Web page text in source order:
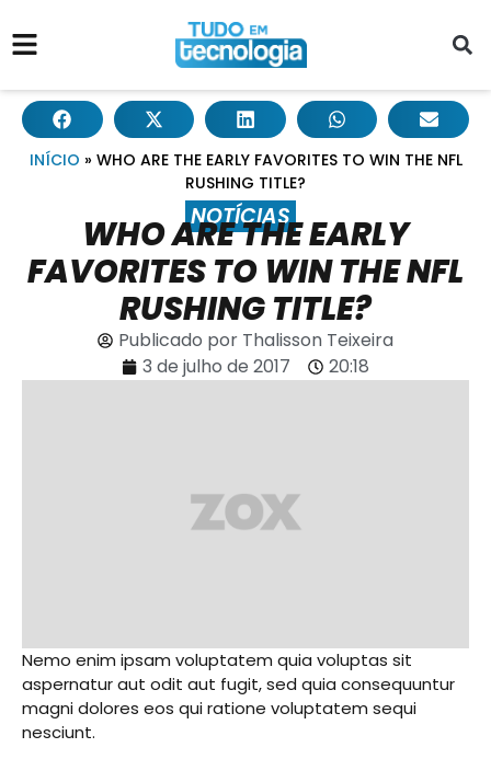
INÍCIO » WHO ARE THE EARLY FAVORITES TO WIN THE NFL
RUSHING TITLE?
NOTÍCIAS
WHO ARE THE EARLY
FAVORITES TO WIN THE NFL
RUSHING TITLE?
Publicado por Thalisson Teixeira
3 de julho de 2017
20:18
Nemo enim ipsam voluptatem quia voluptas sit
aspernatur aut odit aut fugit, sed quia consequuntur
magni dolores eos qui ratione voluptatem sequi
nesciunt.